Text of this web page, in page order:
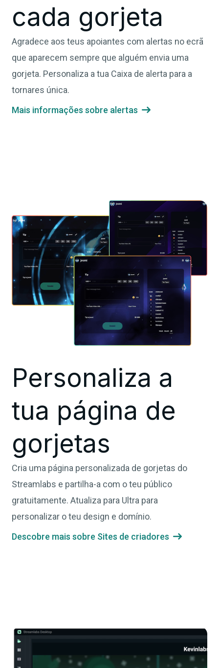
cada gorjeta
Agradece aos teus apoiantes com alertas no ecrã
que aparecem sempre que alguém envia uma
gorjeta. Personaliza a tua Caixa de alerta para a
tornares única.
Mais informações sobre alertas 
Personaliza a
tua página de
gorjetas
Cria uma página personalizada de gorjetas do
Streamlabs e partilha-a com o teu público
gratuitamente. Atualiza para Ultra para
personalizar o teu design e domínio.
Descobre mais sobre Sites de criadores 